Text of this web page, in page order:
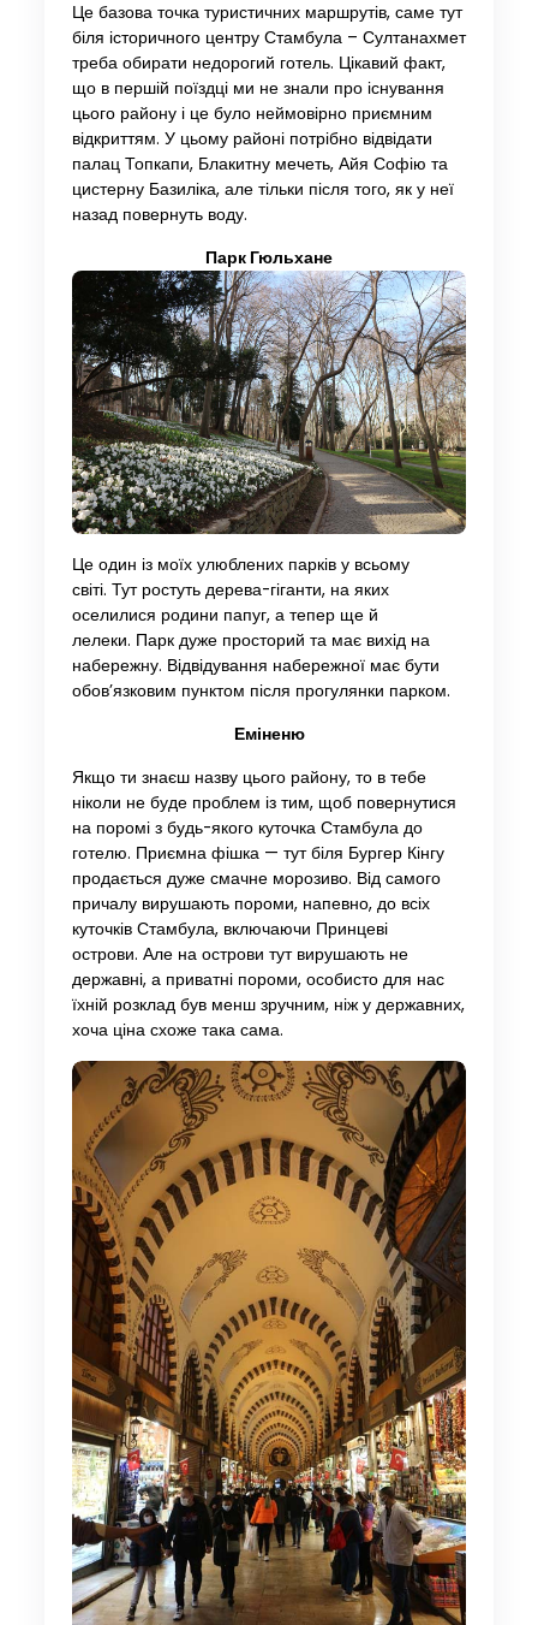
Це базова точка туристичних маршрутів, саме тут
біля історичного центру Стамбула – Султанахмет
треба обирати недорогий готель. Цікавий факт,
що в першій поїздці ми не знали про існування
цього району і це було неймовірно приємним
відкриттям. У цьому районі потрібно відвідати
палац Топкапи, Блакитну мечеть, Айя Софію та
цистерну Базиліка, але тільки після того, як у неї
назад повернуть воду.
Парк Гюльхане
Це один із моїх улюблених парків у всьому
світі. Тут ростуть дерева-гіганти, на яких
оселилися родини папуг, а тепер ще й
лелеки. Парк дуже просторий та має вихід на
набережну. Відвідування набережної має бути
обов’язковим пунктом після прогулянки парком.
Еміненю
Якщо ти знаєш назву цього району, то в тебе
ніколи не буде проблем із тим, щоб повернутися
на поромі з будь-якого куточка Стамбула до
готелю. Приємна фішка — тут біля Бургер Кінгу
продається дуже смачне морозиво. Від самого
причалу вирушають пороми, напевно, до всіх
куточків Стамбула, включаючи Принцеві
острови. Але на острови тут вирушають не
державні, а приватні пороми, особисто для нас
їхній розклад був менш зручним, ніж у державних,
хоча ціна схоже така сама.